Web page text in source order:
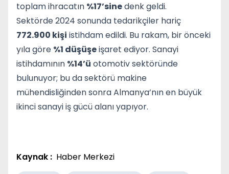
toplam ihracatın %17’sinedenk geldi.
Sektörde 2024 sonunda tedarikçiler hariç
772.900 kişi istihdam edildi. Bu rakam, bir önceki
yıla göre %1 düşüşeişaret ediyor. Sanayi
istihdamının %14’ü otomotiv sektöründe
bulunuyor; bu da sektörü makine
mühendisliğinden sonra Almanya’nın en büyük
ikinci sanayi iş gücü alanı yapıyor.
Kaynak : Haber Merkezi